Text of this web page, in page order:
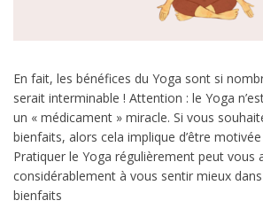
En fait, les bénéfices du Yoga sont si
serait interminable ! Attention : le Yoga
un « médicament » miracle. Si vous
bienfaits, alors cela implique d’être
Pratiquer le Yoga régulièrement peut vous
considérablement à vous sentir mieux
bienfaits